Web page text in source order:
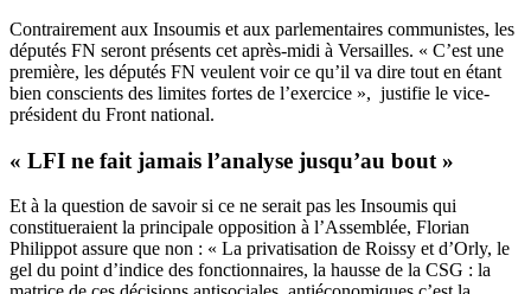
Contrairement aux Insoumis et aux parlementaires communistes, les
députés FN seront présents cet après-midi à Versailles. « C’est une
première, les députés FN veulent voir ce qu’il va dire tout en étant
bien conscients des limites fortes de l’exercice », justifie le vice-
président du Front national.
« LFI ne fait jamais l’analyse jusqu’au bout »
Et à la question de savoir si ce ne serait pas les Insoumis qui
constitueraient la principale opposition à l’Assemblée, Florian
Philippot assure que non : « La privatisation de Roissy et d’Orly, le
gel du point d’indice des fonctionnaires, la hausse de la CSG : la